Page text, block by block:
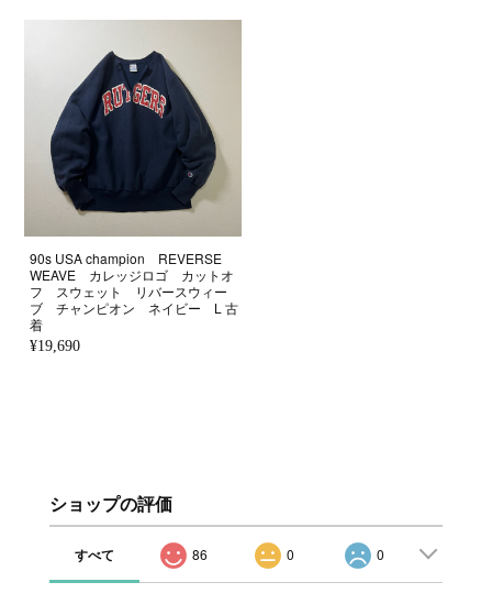
90s USA champion REVERSE
WEAVE カレッジロゴ カットオ
フ スウェット リバースウィー
ブ チャンピオン ネイビー L 古
着
¥19,690
ショップの評価
すべて 86 0 0